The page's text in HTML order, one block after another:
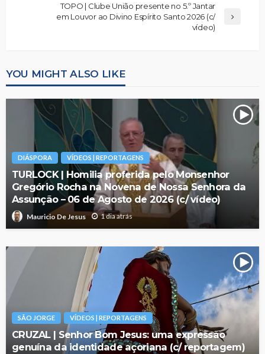
TOPO | Clube União presente no 5.º Jantar
em Louvor ao Divino Espírito Santo 2026 (c/
vídeo)
YOU MIGHT ALSO LIKE
DIÁSPORA VÍDEOS | REPORTAGENS
TURLOCK | Homilia proferida pelo Monsenhor
Gregório Rocha na Novena de Nossa Senhora da
Assunção – 06 de Agosto de 2026 (c/ vídeo)
Mauricio De Jesus 1 dia atrás
SÃO JORGE VÍDEOS | REPORTAGENS
CRUZAL | Senhor Bom Jesus: uma expressão
genuína da identidade açoriana (c/ reportagem)